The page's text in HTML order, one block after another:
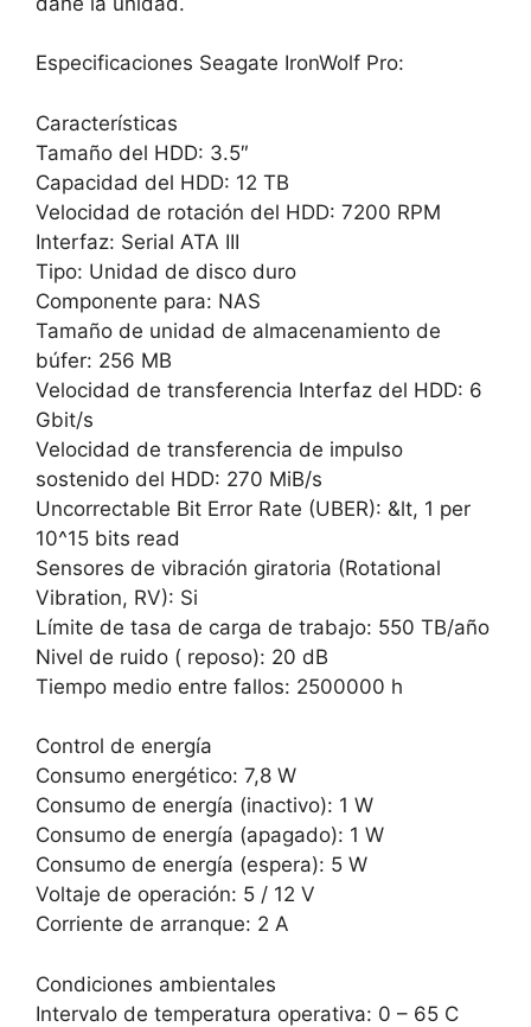
Especificaciones Seagate IronWolf Pro:
Características
Tamaño del HDD: 3.5″
Capacidad del HDD: 12 TB
Velocidad de rotación del HDD: 7200 RPM
Interfaz: Serial ATA III
Tipo: Unidad de disco duro
Componente para: NAS
Tamaño de unidad de almacenamiento de
búfer: 256 MB
Velocidad de transferencia Interfaz del HDD: 6
Gbit/s
Velocidad de transferencia de impulso
sostenido del HDD: 270 MiB/s
Uncorrectable Bit Error Rate (UBER): &lt, 1 per
10^15 bits read
Sensores de vibración giratoria (Rotational
Vibration, RV): Si
Límite de tasa de carga de trabajo: 550 TB/año
Nivel de ruido ( reposo): 20 dB
Tiempo medio entre fallos: 2500000 h
Control de energía
Consumo energético: 7,8 W
Consumo de energía (inactivo): 1 W
Consumo de energía (apagado): 1 W
Consumo de energía (espera): 5 W
Voltaje de operación: 5 / 12 V
Corriente de arranque: 2 A
Condiciones ambientales
Intervalo de temperatura operativa: 0 – 65 C